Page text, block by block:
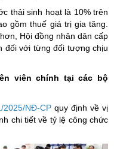
thải sinh hoạt là 10% trên
gồm thuế giá trị gia tăng.
Hội đồng nhân dân cấp
đối với từng đối tượng chịu
viên chính tại các bộ
2025/NĐ-CPquy định về vị
chi tiết về tỷ lệ công chức